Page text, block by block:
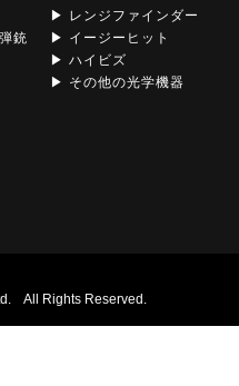
銃
▶ レンジファインダー
▶ イージーヒット
▶ ハイビズ
▶ その他の光学機器
All Rights Reserved.